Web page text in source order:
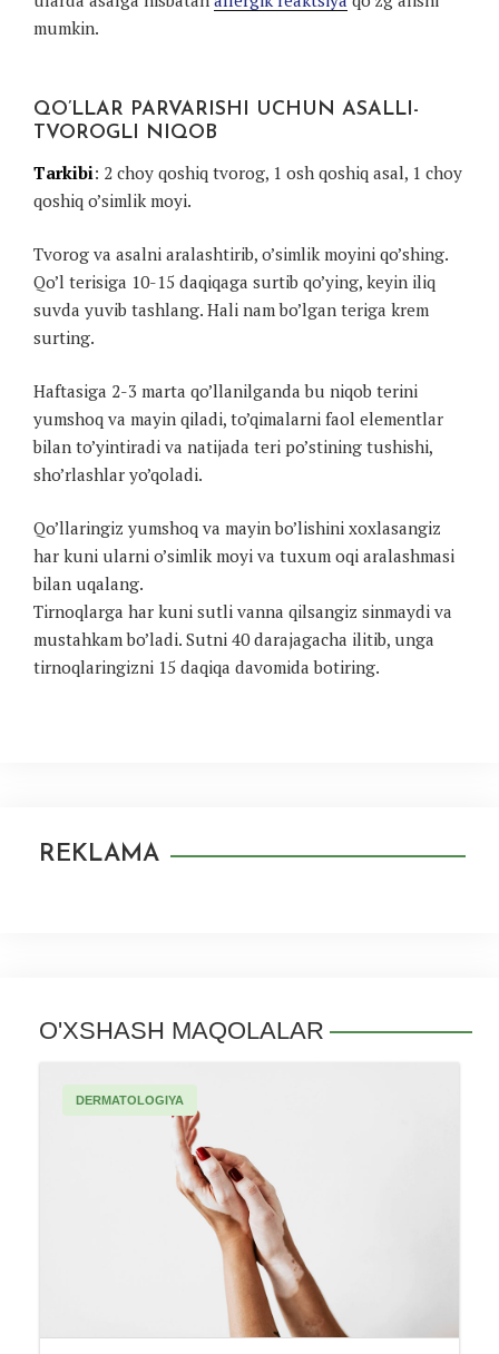
mumkin.
QO’LLAR PARVARISHI UCHUN ASALLI-
TVOROGLI NIQOB
Tarkibi: 2 choy qoshiq tvorog, 1 osh qoshiq asal, 1 choy
qoshiq o’simlik moyi.
Tvorog va asalni aralashtirib, o’simlik moyini qo’shing.
Qo’l terisiga 10-15 daqiqaga surtib qo’ying, keyin iliq
suvda yuvib tashlang. Hali nam bo’lgan teriga krem
surting.
Haftasiga 2-3 marta qo’llanilganda bu niqob terini
yumshoq va mayin qiladi, to’qimalarni faol elementlar
bilan to’yintiradi va natijada teri po’stining tushishi,
sho’rlashlar yo’qoladi.
Qo’llaringiz yumshoq va mayin bo’lishini xoxlasangiz
har kuni ularni o’simlik moyi va tuxum oqi aralashmasi
bilan uqalang.
Tirnoqlarga har kuni sutli vanna qilsangiz sinmaydi va
mustahkam bo’ladi. Sutni 40 darajagacha ilitib, unga
tirnoqlaringizni 15 daqiqa davomida botiring.
REKLAMA
O'XSHASH MAQOLALAR
DERMATOLOGIYA